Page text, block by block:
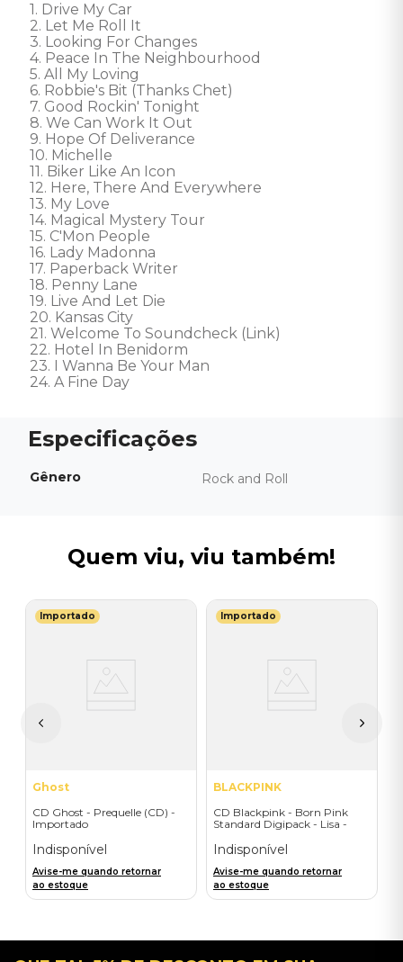
1. Drive My Car
2. Let Me Roll It
3. Looking For Changes
4. Peace In The Neighbourhood
5. All My Loving
6. Robbie's Bit (Thanks Chet)
7. Good Rockin' Tonight
8. We Can Work It Out
9. Hope Of Deliverance
10. Michelle
11. Biker Like An Icon
12. Here, There And Everywhere
13. My Love
14. Magical Mystery Tour
15. C'Mon People
16. Lady Madonna
17. Paperback Writer
18. Penny Lane
19. Live And Let Die
20. Kansas City
21. Welcome To Soundcheck (Link)
22. Hotel In Benidorm
23. I Wanna Be Your Man
24. A Fine Day
Gênero Rock and Roll
Quem viu, viu também!
Importado
Ghost
CD Ghost - Prequelle (CD) -
Importado
Indisponível
Avise-me quando retornar
ao estoque
Importado
BLACKPINK
CD Blackpink - Born Pink
Standard Digipack - Lisa -
Indisponível
Avise-me quando retornar
ao estoque